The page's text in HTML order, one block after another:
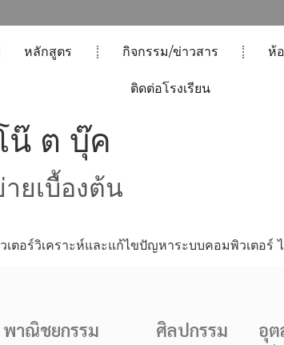
หลักสูตร กิจกรรม/ข่าวสาร ห้
ติดต่อโรงเรียน
น๊ ต บุ๊ค
ยเบื้องต้น
อร์วิเคราะห์และแก้ไขปัญหาระบบคอมพิวเตอร์
พาณิชยกรรม ศิลปกรรม อุต